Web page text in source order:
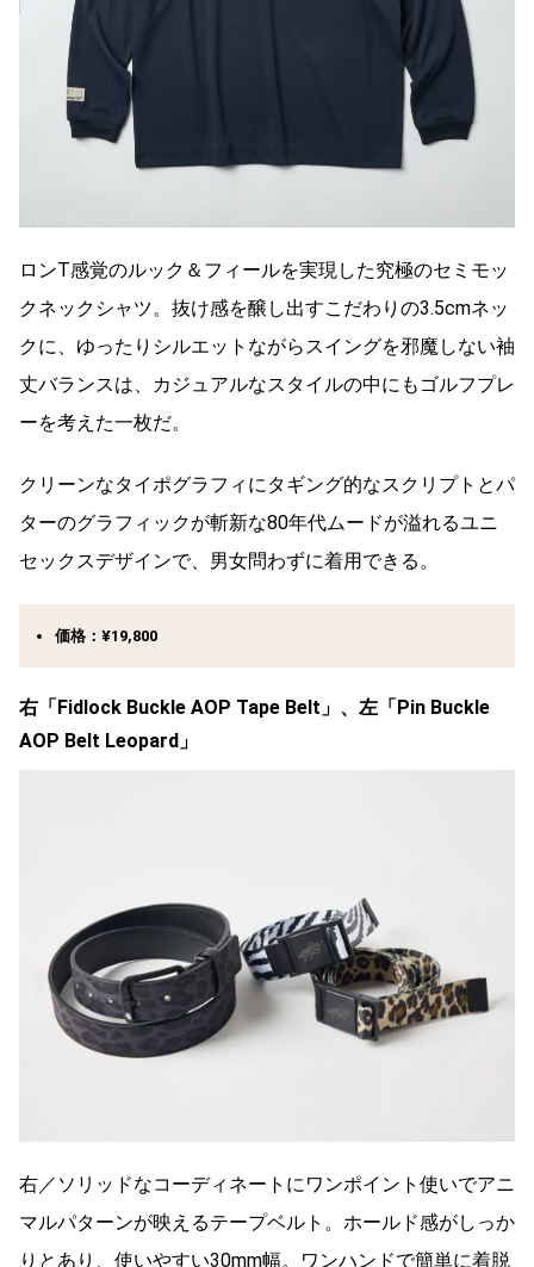
ロンT感覚のルック＆フィールを実現した究極のセミモッ
クネックシャツ。抜け感を醸し出すこだわりの3.5cmネッ
クに、ゆったりシルエットながらスイングを邪魔しない袖
丈バランスは、カジュアルなスタイルの中にもゴルフプレ
ーを考えた一枚だ。
クリーンなタイポグラフィにタギング的なスクリプトとパ
ターのグラフィックが斬新な80年代ムードが溢れるユニ
セックスデザインで、男女問わずに着用できる。
価格：¥19,800
右「 Fidlock Buckle AOP Tape Belt」、左「Pin Buckle
AOP Belt Leopard」
右／ソリッドなコーディネートにワンポイント使いでアニ
マルパターンが映えるテープベルト。ホールド感がしっか
りとあり、使いやすい30mm幅。ワンハンドで簡単に着脱